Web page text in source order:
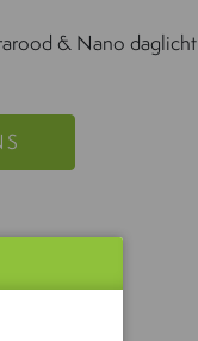
& Nano daglicht